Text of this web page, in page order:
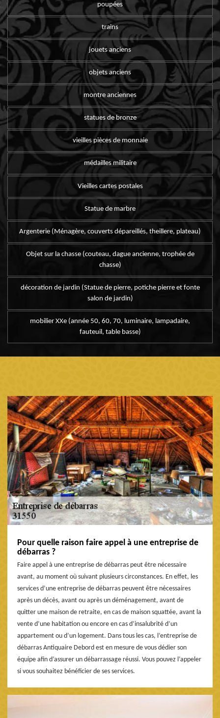
poupées
trains
jouets anciens
objets anciens
montre anciennes
statues de bronze
vieilles pièces de monnaie
médailles militaire
Vieilles cartes postales
Statue de marbre
Argenterie (Ménagère, couverts dépareillés, theillere, plateau)
Objet sur la chasse (couteau, dague ancienne, trophée de
chasse)
décoration de jardin (Statue de pierre, potiche pierre et fonte
salon de jardin)
mobilier XXe (année 50, 60, 70, luminaire, lampadaire,
fauteuil, table basse)
Pour quelle raison faire appel à une entreprise de
débarras ?
Faire appel à une entreprise de débarras peut être nécessaire
avant, au moment où suivant plusieurs circonstances. En effet, les
services d’une entreprise de débarras peuvent être nécessaires
après un décès, avant ou après un déménagement, avant de
quitter une maison de retraite, en cas de maison squattée, avant la
vente d’une habitation ou encore en cas d’insalubrité d’un
appartement ou d’un logement. Dans tous les cas, l’entreprise de
débarras Antiquaire Debord est en mesure de vous dédier son
équipe afin d’assurer un débarrassage réussi. Vous pouvez l’appeler
si vous souhaitez bénéficier de ses services.